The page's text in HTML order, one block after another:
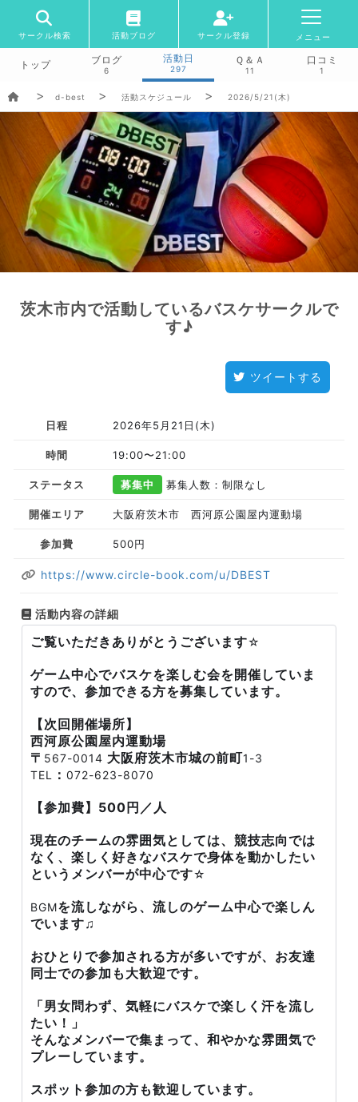
サークル検索 活動ブログ サークル登録 メニュー
トップ ブログ
6
活動日
297
Ｑ＆Ａ
11
口コミ
1
d-best 活動スケジュール 2026/5/21(木)
茨木市内で活動しているバスケサークルで
す♪
ツイートする
日程 2026年5月21日(木)
時間 19:00〜21:00
ステータス 募集中 募集人数：制限なし
開催エリア 大阪府茨木市 西河原公園屋内運動場
参加費 500円
https://www.circle-book.com/u/DBEST
活動内容の詳細
ご覧いただきありがとうございます☆
ゲーム中心でバスケを楽しむ会を開催していま
すので、参加できる方を募集しています。
【次回開催場所】
西河原公園屋内運動場
〒 567-0014 大阪府茨木市城の前町1-3
TEL
： 072-623-8070
【参加費】500円／人
現在のチームの雰囲気としては、競技志向では
なく、楽しく好きなバスケで身体を動かしたい
というメンバーが中心です☆
BGMを流しながら、流しのゲーム中心で楽しん
でいます♫
おひとりで参加される方が多いですが、お友達
同士での参加も大歓迎です。
「男女問わず、気軽にバスケで楽しく汗を流し
たい！」
そんなメンバーで集まって、和やかな雰囲気で
プレーしています。
スポット参加の方も歓迎しています。